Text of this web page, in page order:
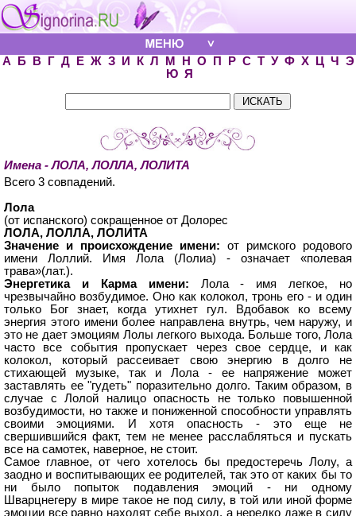
А Б В Г Д Е Ж З И К Л М Н О П Р С Т У Ф Х Ц Ч
Э
Ю Я
Имена - ЛОЛА, ЛОЛЛА, ЛОЛИТА
Всего 3 совпадений.
Лола
(от испанского) сокращенное от Долорес
ЛОЛА, ЛОЛЛА, ЛОЛИТА
Значение и происхождение имени: от римского родового
имени Лоллий. Имя Лола (Лолиа) - означает «полевая
трава»(лат.).
Энергетика и Карма имени: Лола - имя легкое, но
чрезвычайно возбудимое. Оно как колокол, тронь его - и один
только Бог знает, когда утихнет гул. Вдобавок ко всему
энергия этого имени более направлена внутрь, чем наружу, и
это не дает эмоциям Лолы легкого выхода. Больше того, Лола
часто все события пропускает через свое сердце, и как
колокол, который рассеивает свою энергию в долго не
стихающей музыке, так и Лола - ее напряжение может
заставлять ее "гудеть" поразительно долго. Таким образом, в
случае с Лолой налицо опасность не только повышенной
возбудимости, но также и пониженной способности управлять
своими эмоциями. И хотя опасность - это еще не
свершившийся факт, тем не менее расслабляться и пускать
все на самотек, наверное, не стоит.
Самое главное, от чего хотелось бы предостеречь Лолу, а
заодно и воспитывающих ее родителей, так это от каких бы то
ни было попыток подавления эмоций - ни одному
Шварцнегеру в мире такое не под силу, в той или иной форме
эмоции все равно находят себе выход, а нередко даже в силу